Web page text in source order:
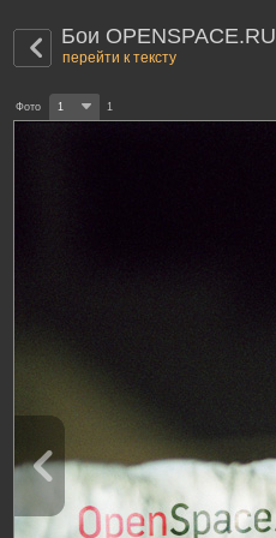
Бои OPENSPACE.RU
перейти к тексту
Фото 1 1